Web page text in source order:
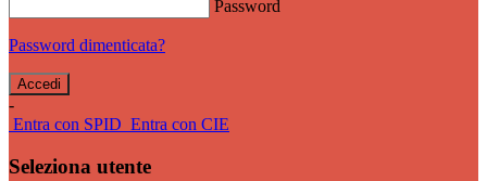
Password
Password dimenticata?
-
Entra con SPID Entra con CIE
Seleziona utente